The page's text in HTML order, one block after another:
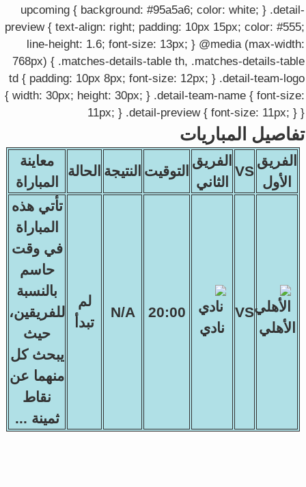
upcoming { background: #95a5a6; color: white; } .detail-
preview { text-align: right; padding: 10px 15px; color: #555;
line-height: 1.6; font-size: 13px; } @media (max-width:
768px) { .matches-details-table th, .matches-details-table
td { padding: 10px 8px; font-size: 12px; } .detail-team-logo
{ width: 30px; height: 30px; } .detail-team-name { font-size:
11px; } .detail-preview { font-size: 11px; } }
تفاصيل المباريات
الفريق
الأول
VS
الفريق
الثاني
التوقيت النتيجة الحالة
معاينة
المباراة
الأهلي
VS
نادي
20:00
N/A
لم
تبدأ
تأتي هذه
المباراة
في وقت
حاسم
بالنسبة
للفريقين،
حيث
يبحث كل
منهما عن
نقاط
ثمينة ...